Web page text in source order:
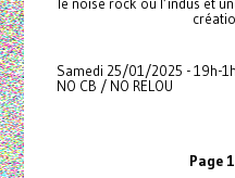
le noise rock ou l’indus et
Samedi 25/01/2025 - 19h-
NO CB / NO RELOU
Page